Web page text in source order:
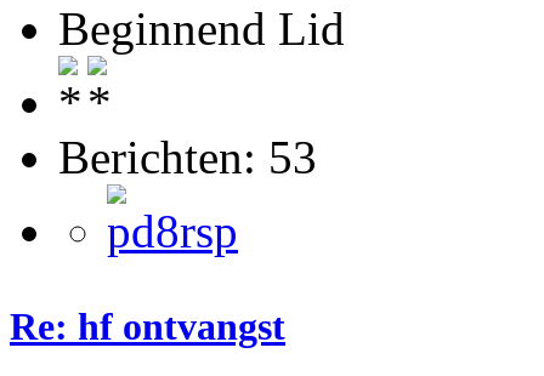
Beginnend Lid
Berichten: 53
Re: hf ontvangst